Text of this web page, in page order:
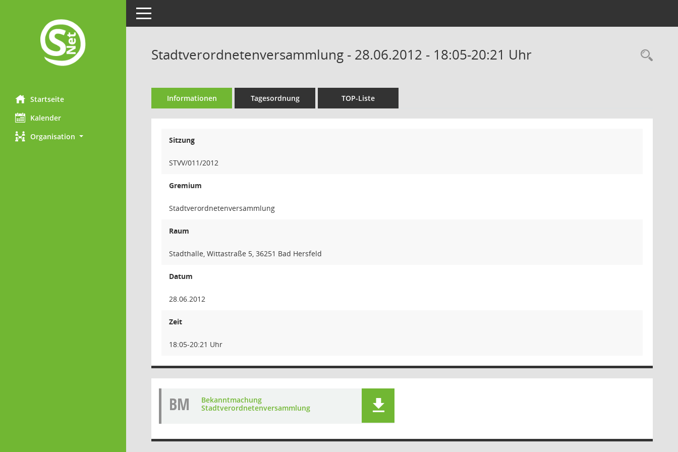
Startseite
Kalender
Organisation
Toggle navigation
Stadtverordnetenversammlung - 28.06.2012 - 18:05-20:21 Uhr
Informationen Tagesordnung TOP-Liste
Sitzung
STVV/011/2012
Gremium
Stadtverordnetenversammlung
Raum
Stadthalle, Wittastraße 5, 36251 Bad Hersfeld
Datum
28.06.2012
Zeit
18:05-20:21 Uhr
BM
Bekanntmachung
Stadtverordnetenversammlung